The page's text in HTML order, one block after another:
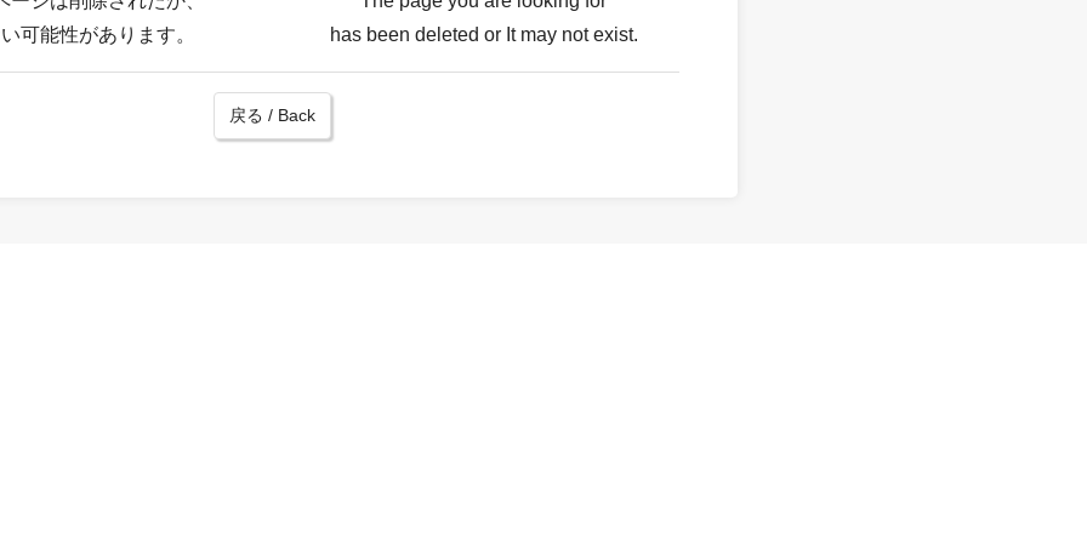
可能性があります。
has been deleted or It may not exist.
戻る / Back